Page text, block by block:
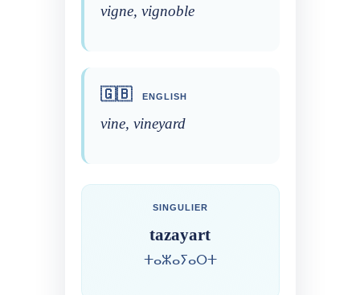
vigne, vignoble
🇬🇧 ENGLISH
vine, vineyard
SINGULIER
tazayart
ⵜⴰⵣⴰⵢⴰⵔⵜ